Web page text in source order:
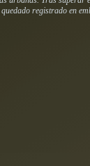
registrado en